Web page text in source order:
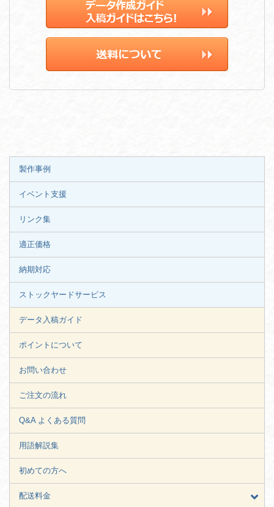
製作事例
イベント支援
リンク集
適正価格
納期対応
ストックヤードサービス
データ入稿ガイド
ポイントについて
お問い合わせ
ご注文の流れ
Q&A よくある質問
用語解説集
初めての方へ
配送料金